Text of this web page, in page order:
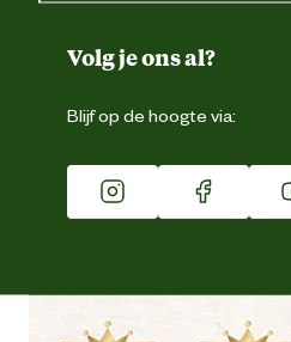
Duurzaamheid
Franchise
Vacatures
Winkels
Volg je ons al?
Blijf op de hoogte via: